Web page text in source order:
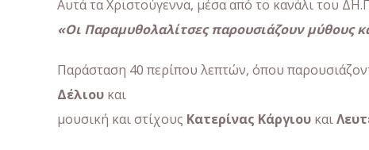
Αυτά τα Χριστούγεννα, μέσα από το κανάλι του
«Οι Παραμυθολαλίτσες παρουσιάζουν μύθους
Παράσταση 40 περίπου λεπτών, όπου
Δέλιου και
μουσική και στίχους Κατερίνας Κάργιου και